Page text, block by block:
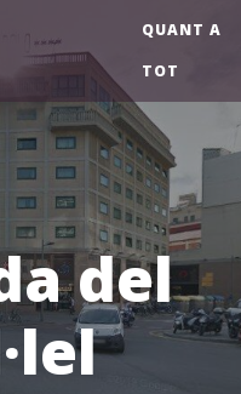
QUANT A
TOT
del